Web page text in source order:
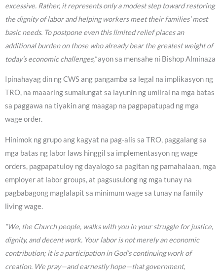
excessive. Rather, it represents only a modest step toward restoring
the dignity of labor and helping workers meet their families’ most
basic needs. To postpone even this limited relief places an
additional burden on those who already bear the greatest weight of
today’s economic challenges,”ayon sa mensahe ni Bishop Alminaza
Ipinahayag din ng CWS ang pangamba sa legal na implikasyon ng
TRO, na maaaring sumalungat sa layunin ng umiiral na mga batas
sa paggawa na tiyakin ang maagap na pagpapatupad ng mga
wage order.
Hinimok ng grupo ang kagyat na pag-alis sa TRO, paggalang sa
mga batas ng labor laws hinggil sa implementasyon ng wage
orders, pagpapatuloy ng dayalogo sa pagitan ng pamahalaan, mga
employer at labor groups, at pagsusulong ng mga tunay na
pagbabagong maglalapit sa minimum wage sa tunay na family
living wage.
“We, the Church people, walks with you in your struggle for justice,
dignity, and decent work. Your labor is not merely an economic
contribution; it is a participation in God’s continuing work of
creation. We pray—and earnestly hope—that government,